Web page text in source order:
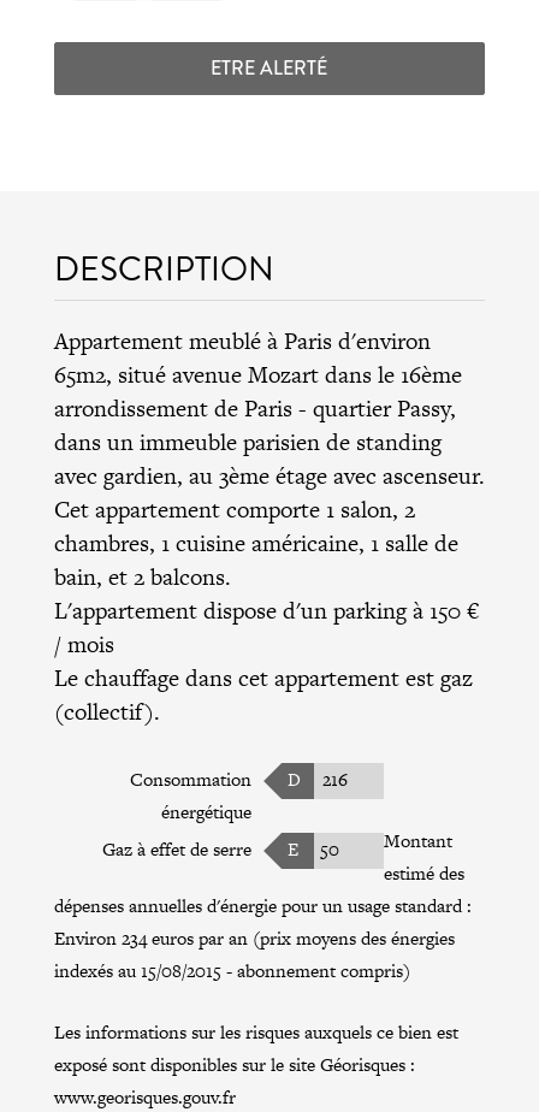
ETRE ALERTÉ
DESCRIPTION
Appartement meublé à Paris d'environ
65m2, situé avenue Mozart dans le 16ème
arrondissement de Paris- quartier Passy,
dans un immeuble parisien de standing
avec gardien, au 3ème étage avec ascenseur.
Cet appartement comporte 1 salon, 2
chambres, 1 cuisine américaine, 1 salle de
bain, et 2 balcons.
L'appartement dispose d'un parking à 150 €
/ mois
Le chauffage dans cet appartement est gaz
(collectif).
Consommation
énergétique
D 216
Gaz à effet de serre E 50
Montant
estimé des
dépenses annuelles d'énergie pour un usage standard :
Environ 234 euros par an (prix moyens des énergies
indexés au 15/08/2015 - abonnement compris)
Les informations sur les risques auxquels ce bien est
exposé sont disponibles sur le site Géorisques :
www.georisques.gouv.fr